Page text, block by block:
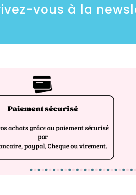
vous à la